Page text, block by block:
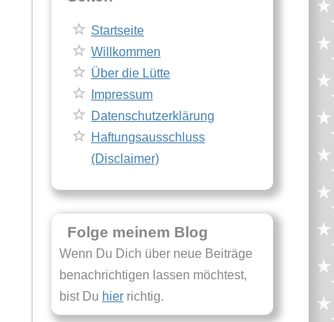
Startseite
Willkommen
Über die Lütte
Impressum
Datenschutzerklärung
Haftungsausschluss
(Disclaimer)
Folge meinem Blog
Wenn Du Dich über neue Beiträge
benachrichtigen lassen möchtest,
bist Du hier richtig.